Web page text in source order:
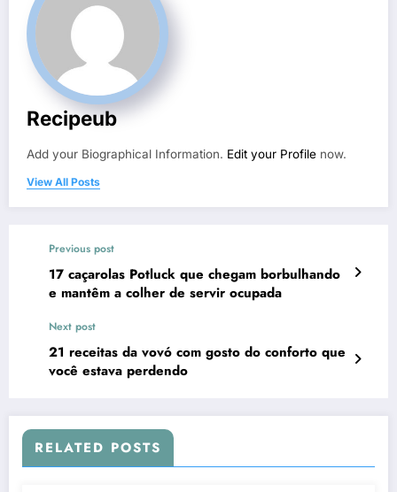
Recipeub
Add your Biographical Information. Edit your Profile now.
View All Posts
Previous post
17 caçarolas Potluck que chegam borbulhando
e mantêm a colher de servir ocupada
Next post
21 receitas da vovó com gosto do conforto que
você estava perdendo
RELATED POSTS